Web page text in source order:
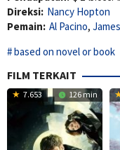
Direksi: Nancy Hopton
Pemain: Al Pacino,
based on novel or book
FILM TERKAIT
7.653 126 min